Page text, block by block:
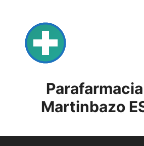
content
Parafarmacia
Martinbazo